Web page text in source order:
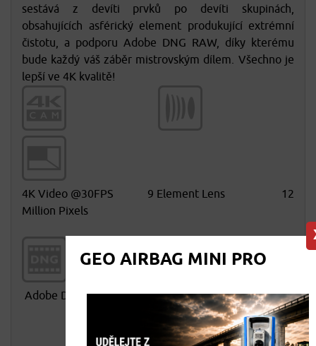
GEO AIRBAG MINI PRO
sestává z devíti prvků po devíti skupinách,
obsahujících asférický element produkující extrémní
čistotu, a podporu Adobe DNG RAW, díky kterému
bude každý váš záběr mistrovským dílem. Všechno je
lepší ve 4K kvalitě!
4K Video @30FPS 9 Element Lens 12
Million Pixels
Adobe DNG Support